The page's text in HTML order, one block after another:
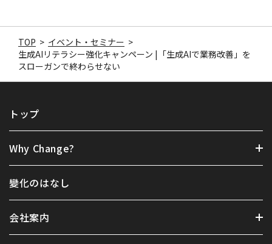
TOP > イベント・セミナー >
生成AIリテラシー強化キャンペーン |「生成AIで業務改善」を
スローガンで終わらせない
トップ
Why Change?
變化のはなし
会社案内